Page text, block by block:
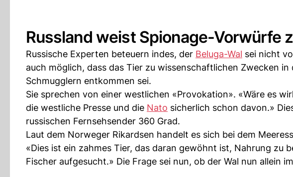
Russland weist Spionage-Vorwürfe
Russische Experten beteuern indes, der Beluga-Wal sei nicht
auch möglich, dass das Tier zu wissenschaftlichen Zwecken
Schmugglern entkommen sei.
Sie sprechen von einer westlichen «Provokation». «Wäre es
die westliche Presse und die Nato sicherlich schon davon.»
russischen Fernsehsender 360 Grad.
Laut dem Norweger Rikardsen handelt es sich bei dem
«Dies ist ein zahmes Tier, das daran gewöhnt ist, Nahrung zu
Fischer aufgesucht.» Die Frage sei nun, ob der Wal nun allein